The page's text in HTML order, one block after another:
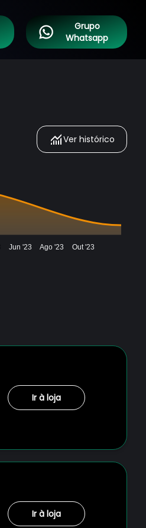
Grupo
Whatsapp
Ver histórico
Jun '23 Ago '23 Out '23
Ir à loja
Ir à loja